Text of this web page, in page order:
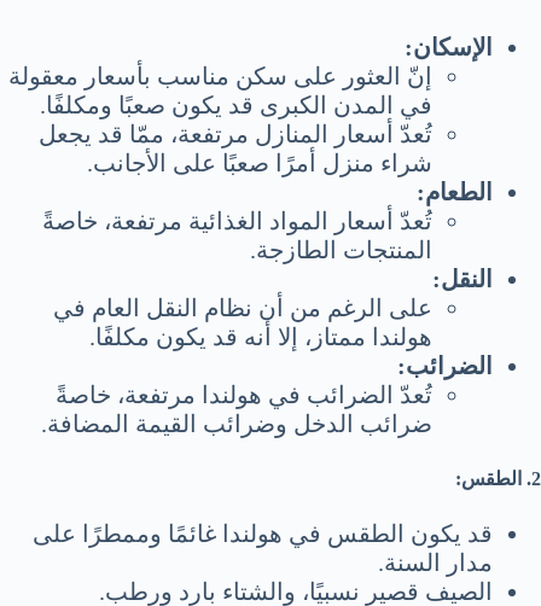
الإسكان:
إنّ العثور على سكن مناسب بأسعار معقولة
في المدن الكبرى قد يكون صعبًا ومكلفًا.
تُعدّ أسعار المنازل مرتفعة، ممّا قد يجعل
شراء منزل أمرًا صعبًا على الأجانب.
الطعام:
تُعدّ أسعار المواد الغذائية مرتفعة، خاصةً
المنتجات الطازجة.
النقل:
على الرغم من أن نظام النقل العام في
هولندا ممتاز، إلا أنه قد يكون مكلفًا.
الضرائب:
تُعدّ الضرائب في هولندا مرتفعة، خاصةً
ضرائب الدخل وضرائب القيمة المضافة.
2. الطقس:
قد يكون الطقس في هولندا غائمًا وممطرًا على
مدار السنة.
الصيف قصير نسبيًا، والشتاء بارد ورطب.